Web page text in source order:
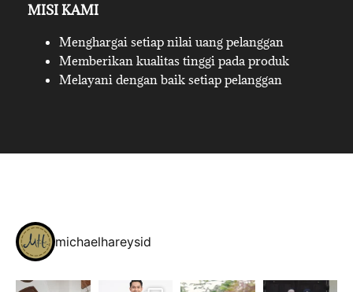
MISI KAMI
Menghargai setiap nilai uang pelanggan
Memberikan kualitas tinggi pada produk
Melayani dengan baik setiap pelanggan
michaelhareysid